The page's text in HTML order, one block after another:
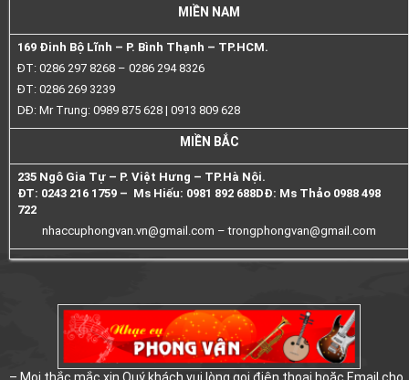
MIỀN NAM
169 Đinh Bộ Lĩnh – P. Bình Thạnh – TP.HCM.
ĐT: 0286 297 8268 – 0286 294 8326
ĐT: 0286 269 3239
DĐ: Mr Trung: 0989 875 628 | 0913 809 628
MIỀN BẮC
235 Ngô Gia Tự – P. Việt Hưng – TP.Hà Nội.
ĐT: 0243 216 1759 – Ms Hiếu: 0981 892 688DĐ: Ms Thảo 0988 498
722
nhaccuphongvan.vn@gmail.com –trongphongvan@gmail.com
– Mọi thắc mắc xin Quý khách vui lòng gọi điện thoại hoặc Email cho